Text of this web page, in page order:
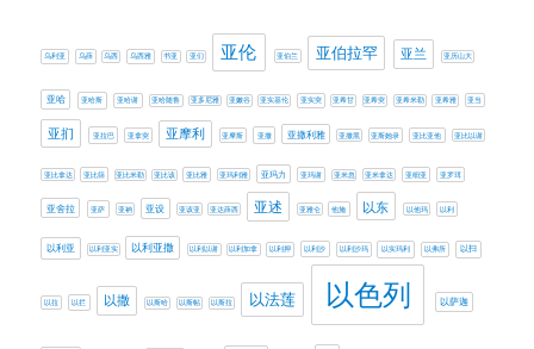
乌利亚 乌薛 乌西 乌西雅 书亚 亚们 亚伦 亚伯兰 亚伯拉罕 亚兰 亚历山大
亚哈 亚哈斯 亚哈谢 亚哈随鲁 亚多尼雅 亚嫩谷 亚实基伦 亚实突 亚希甘 亚希突 亚希米勒 亚希雅 亚当
亚扪 亚拉巴 亚拿突 亚摩利 亚摩斯 亚撒 亚撒利雅 亚撒黑 亚斯她录 亚比亚他 亚比以谢
亚比拿达 亚比筛 亚比米勒 亚比该 亚比雅 亚玛利雅 亚玛力 亚玛谢 亚米忽 亚米拿达 亚细亚 亚罗珥
亚舍拉 亚萨 亚衲 亚设 亚该亚 亚达薛西 亚述 亚雅仑 他施 以东 以他玛 以利
以利亚 以利亚实 以利亚撒 以利以谢 以利加拿 以利押 以利沙 以利沙玛 以实玛利 以弗所 以扫
以拉 以拦 以撒 以斯哈 以斯帖 以斯拉 以法莲 以色列 以萨迦